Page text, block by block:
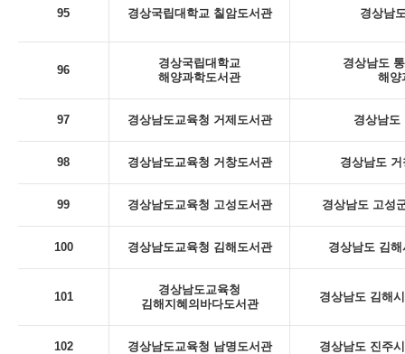
95 경상국립대학교 칠암도서관 경상남
96
경상국립대학교
해양과학도서관
경상남도
해양
97 경상남도교육청 거제도서관 경상남도
98 경상남도교육청 거창도서관 경상남도
99 경상남도교육청 고성도서관 경상남도 고성
100 경상남도교육청 김해도서관 경상남도 김
101
경상남도교육청
김해지혜의바다도서관
경상남도 김해
102 경상남도교육청 남명도서관 경상남도 진주